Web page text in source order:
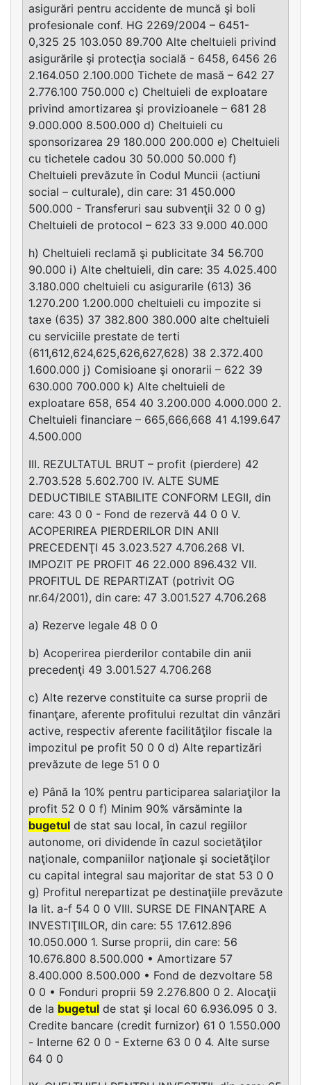
asigurări pentru accidente de muncă şi boli
profesionale conf. HG 2269/2004 – 6451-
0,325 25 103.050 89.700 Alte cheltuieli privind
asigurările şi protecţia socială - 6458, 6456 26
2.164.050 2.100.000 Tichete de masă – 642 27
2.776.100 750.000 c) Cheltuieli de exploatare
privind amortizarea şi provizioanele – 681 28
9.000.000 8.500.000 d) Cheltuieli cu
sponsorizarea 29 180.000 200.000 e) Cheltuieli
cu tichetele cadou 30 50.000 50.000 f)
Cheltuieli prevăzute în Codul Muncii (actiuni
social – culturale), din care: 31 450.000
500.000 - Transferuri sau subvenţii 32 0 0 g)
Cheltuieli de protocol – 623 33 9.000 40.000
h) Cheltuieli reclamă şi publicitate 34 56.700
90.000 i) Alte cheltuieli, din care: 35 4.025.400
3.180.000 cheltuieli cu asigurarile (613) 36
1.270.200 1.200.000 cheltuieli cu impozite si
taxe (635) 37 382.800 380.000 alte cheltuieli
cu serviciile prestate de terti
(611,612,624,625,626,627,628) 38 2.372.400
1.600.000 j) Comisioane şi onorarii – 622 39
630.000 700.000 k) Alte cheltuieli de
exploatare 658, 654 40 3.200.000 4.000.000 2.
Cheltuieli financiare – 665,666,668 41 4.199.647
4.500.000
III. REZULTATUL BRUT – profit (pierdere) 42
2.703.528 5.602.700 IV. ALTE SUME
DEDUCTIBILE STABILITE CONFORM LEGII, din
care: 43 0 0 - Fond de rezervă 44 0 0 V.
ACOPERIREA PIERDERILOR DIN ANII
PRECEDENŢI 45 3.023.527 4.706.268 VI.
IMPOZIT PE PROFIT 46 22.000 896.432 VII.
PROFITUL DE REPARTIZAT (potrivit OG
nr.64/2001), din care: 47 3.001.527 4.706.268
a) Rezerve legale 48 0 0
b) Acoperirea pierderilor contabile din anii
precedenţi 49 3.001.527 4.706.268
c) Alte rezerve constituite ca surse proprii de
finanţare, aferente profitului rezultat din vânzări
active, respectiv aferente facilităţilor fiscale la
impozitul pe profit 50 0 0 d) Alte repartizări
prevăzute de lege 51 0 0
e) Până la 10% pentru participarea salariaţilor la
profit 52 0 0 f) Minim 90% vărsăminte la
bugetul de stat sau local, în cazul regiilor
autonome, ori dividende în cazul societăţilor
naţionale, companiilor naţionale şi societăţilor
cu capital integral sau majoritar de stat 53 0 0
g) Profitul nerepartizat pe destinaţiile prevăzute
la lit. a-f 54 0 0 VIII. SURSE DE FINANŢARE A
INVESTIŢIILOR, din care: 55 17.612.896
10.050.000 1. Surse proprii, din care: 56
10.676.800 8.500.000 • Amortizare 57
8.400.000 8.500.000 • Fond de dezvoltare 58
0 0 • Fonduri proprii 59 2.276.800 0 2. Alocaţii
de la bugetul de stat şi local 60 6.936.095 0 3.
Credite bancare (credit furnizor) 61 0 1.550.000
- Interne 62 0 0 - Externe 63 0 0 4. Alte surse
64 0 0